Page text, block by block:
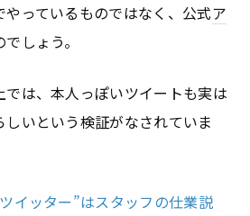
っているものではなく、公式ア
しょう。
では、本人っぽいツイートも実は
いという検証がなされていま
イッター”はスタッフの仕業説